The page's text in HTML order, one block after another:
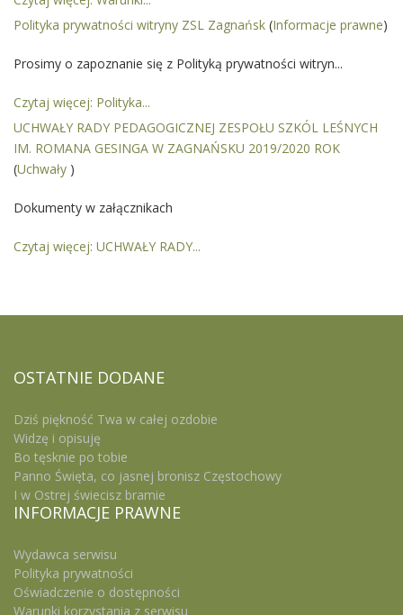
Polityka prywatności witryny ZSL Zagnańsk (Informacje prawne)
Prosimy o zapoznanie się z Polityką prywatności witryn...
Czytaj więcej: Polityka...
UCHWAŁY RADY PEDAGOGICZNEJ ZESPOŁU SZKÓL LEŚNYCH
IM. ROMANA GESINGA W ZAGNAŃSKU 2019/2020 ROK
(Uchwały )
Dokumenty w załącznikach
Czytaj więcej: UCHWAŁY RADY...
OSTATNIE DODANE
Dziś piękność Twa w całej ozdobie
Widzę i opisuję
Bo tęsknie po tobie
Panno Święta, co jasnej bronisz Częstochowy
I w Ostrej świecisz bramie
INFORMACJE PRAWNE
Wydawca serwisu
Polityka prywatności
Oświadczenie o dostępności
Warunki korzystania z serwisu